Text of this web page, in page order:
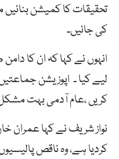
تحقیقات کا کمیشن
کی جائیں۔
انہوں نے کہا کہ ان کا
لیے کیا ۔ اپوزیشن
کریں ،عام آدمی بہت
نواز شریف نے کہا عمران
کردیا ہے، وہ ناقص